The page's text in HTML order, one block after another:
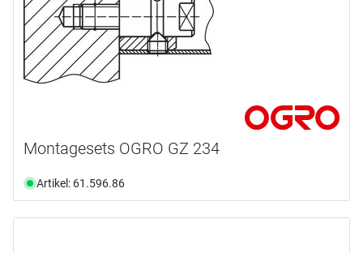
Montagesets OGRO GZ 234
Artikel: 61.596.86